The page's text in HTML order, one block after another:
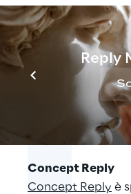
Reply
della piattaforma,
confrontarsi con
Per maggiori
all’evento:
MOST
Concept Reply
Concept Reply è